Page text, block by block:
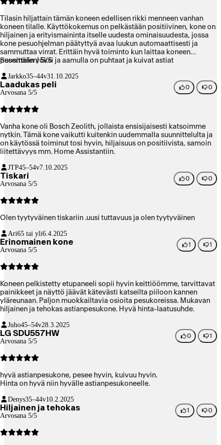
Tilasin hiljattain tämän koneen edellisen rikki menneen vanhan
koneen tilalle. Käyttökokemus on pelkästään positiivinen, kone on
hiljainen ja erityismaininta itselle uudesta ominaisuudesta, jossa
kone pesuohjelman päätyttyä avaa luukun automaattisesti ja
sammuttaa virrat. Erittäin hyvä toiminto kun laittaa koneen
pesemään yöksi ja aamulla on puhtaat ja kuivat astiat
Suosittelen! 5/5
Jarkko35–44v31.10.2025
Laadukas peli
Arvosana 5/5
0 0
Vanha kone oli Bosch Zeolith, jollaista ensisijaisesti katsoimme
nytkin. Tämä kone vaikutti kuitenkin uudemmalla suunnittelulta ja
on käytössä toiminut tosi hyvin, hiljaisuus on positiivista, samoin
liitettävyys mm. Home Assistantiin.
JTP45–54v7.10.2025
Tiskari
Arvosana 5/5
0 0
Olen tyytyväinen tiskariin .uusi tuttavuus ja olen tyytyväinen
Ari65 tai yli6.4.2025
Erinomainen kone
Arvosana 5/5
1 1
Koneen pelkistetty etupaneeli sopii hyvin keittiöömme, tarvittavat
painikkeet ja näyttö jäävät kätevästi katseilta piiloon kannen
yläreunaan. Paljon muokkailtavia osioita pesukoreissa. Mukavan
hiljainen ja tehokas astianpesukone. Hyvä hinta-laatusuhde.
Juho45–54v28.3.2025
LG SDU557HW
Arvosana 5/5
0 1
hyvä astianpesukone, pesee hyvin, kuivuu hyvin.
Hinta on hyvä niin hyvälle astianpesukoneelle.
Denys35–44v10.2.2025
Hiljainen ja tehokas
Arvosana 5/5
1 0